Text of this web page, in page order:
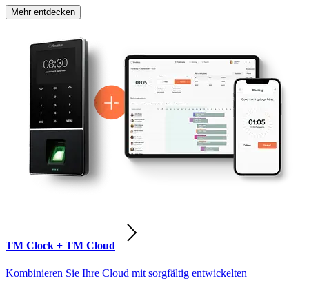
Mehr entdecken
TM Clock + TM Cloud
Kombinieren Sie Ihre Cloud mit sorgfältig entwickelten